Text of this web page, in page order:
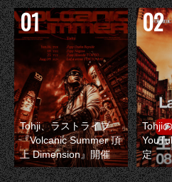
Tohji、ラストライブ
『Volcanic Summer 頂
上 Dimension』開催
Tohji
定